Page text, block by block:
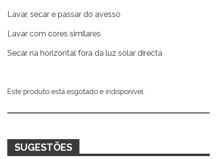
Lavar, secar e passar do avesso
Lavar com cores similares
Secar na horizontal fora da luz solar directa
Este produto está esgotado e indisponível.
Alternative:
SUGESTÕES